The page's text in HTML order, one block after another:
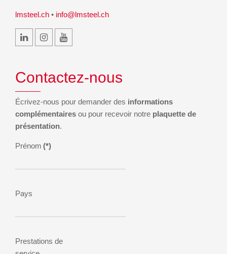
lmsteel.ch • info@lmsteel.ch
Contactez-nous
Écrivez-nous pour demander des informations
complémentaires ou pour recevoir notre plaquette de
présentation.
Prénom (*)
Pays
Prestations de